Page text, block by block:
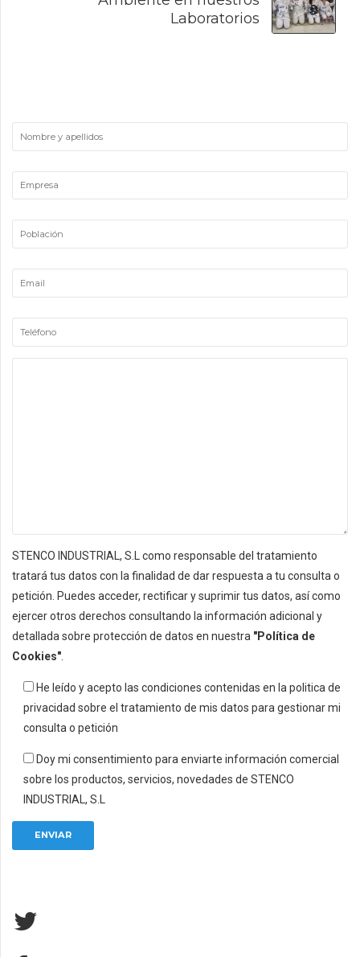
Laboratorios
STENCO INDUSTRIAL, S.L como responsable del tratamiento
tratará tus datos con la finalidad de dar respuesta a tu consulta o
petición. Puedes acceder, rectificar y suprimir tus datos, así como
ejercer otros derechos consultando la información adicional y
detallada sobre protección de datos en nuestra "Política de
Cookies"
He leído y acepto las condiciones contenidas en la politica de
privacidad sobre el tratamiento de mis datos para gestionar mi
consulta o petición
Doy mi consentimiento para enviarte información comercial
sobre los productos, servicios, novedades de STENCO
INDUSTRIAL, S.L